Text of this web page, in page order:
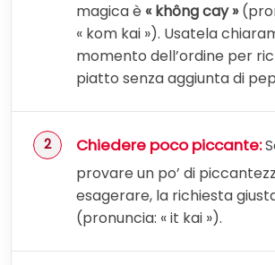
magica è « không cay »
« kom kai »). Usatela
momento dell’ordine per
piatto senza aggiunta di
Chiedere poco piccante:
provare un po’ di
esagerare, la richiesta
(pronuncia: « it kai »).